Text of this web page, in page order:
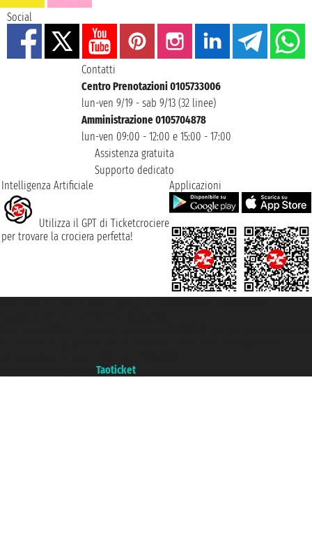
Social
Contatti
Centro Prenotazioni 0105733006
lun-ven 9/19 - sab 9/13 (32 linee)
Amministrazione 0105704878
lun-ven 09:00 - 12:00 e 15:00 - 17:00
Assistenza gratuita
Supporto dedicato
Intelligenza Artificiale
Utilizza il GPT di Ticketcrociere
per trovare la crociera perfetta!
Applicazioni
Taoticket